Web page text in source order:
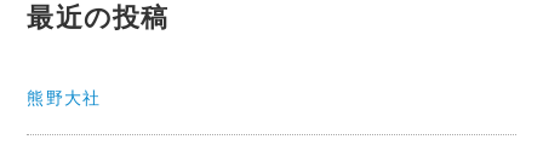
ー
最近の投稿
熊野大社